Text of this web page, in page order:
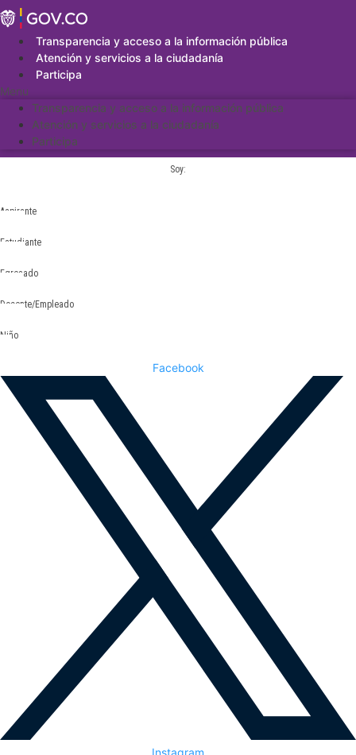
Saltar
al
contenidoTransparencia y acceso a la información pública
Atención y servicios a la ciudadanía
Participa
Menu
Transparencia y acceso a la información pública
Atención y servicios a la ciudadanía
Participa
Soy:
Aspirante
Estudiante
Egresado
Docente/Empleado
Niño
Facebook